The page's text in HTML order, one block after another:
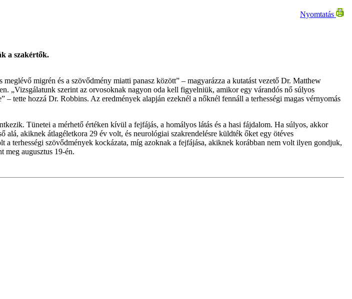
Nyomtatás
a szakértők.
migrén és a szövődmény miatti panasz között” – magyarázza a kutatást vezető Dr. Matthew
„Vizsgálatunk szerint az orvosoknak nagyon oda kell figyelniük, amikor egy várandós nő súlyos
tette hozzá Dr. Robbins. Az eredmények alapján ezeknél a nőknél fennáll a terhességi magas vérnyomás
Tünetei a mérhető értéken kívül a fejfájás, a homályos látás és a hasi fájdalom. Ha súlyos, akkor
akiknek átlagéletkora 29 év volt, és neurológiai szakrendelésre küldték őket egy ötéves
terhességi szövődmények kockázata, míg azoknak a fejfájása, akiknek korábban nem volt ilyen gondjuk,
meg augusztus 19-én.